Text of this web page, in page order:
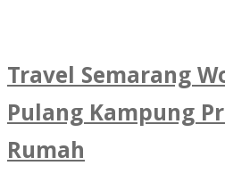
Travel Semarang
Pulang Kampung
Rumah